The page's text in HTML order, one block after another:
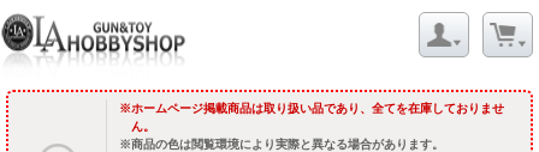
ホームページ掲載商品は取り扱い品であり、全てを在庫しておりませ
ん。
商品の色は閲覧環境により実際と異なる場合があります。